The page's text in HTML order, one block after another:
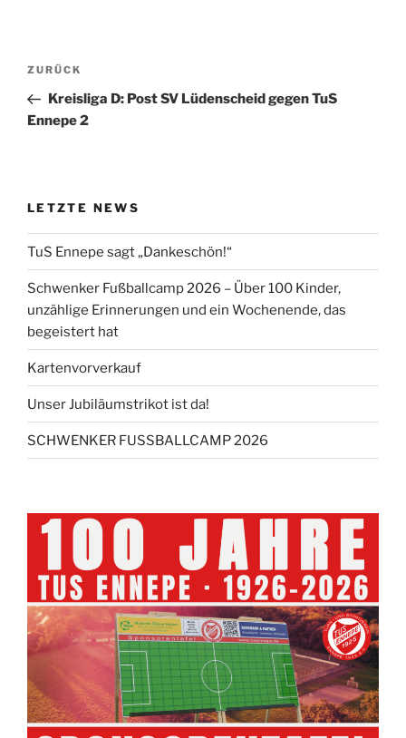
Beitragsnavigation
Vorheriger
Beitrag
ZURÜCK
Kreisliga D: Post SV Lüdenscheid gegen TuS
Ennepe 2
LETZTE NEWS
TuS Ennepe sagt „Dankeschön!“
Schwenker Fußballcamp 2026 – Über 100 Kinder,
unzählige Erinnerungen und ein Wochenende, das
begeistert hat
Kartenvorverkauf
Unser Jubiläumstrikot ist da!
SCHWENKER FUSSBALLCAMP 2026